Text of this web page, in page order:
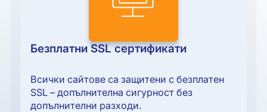
Безплатни SSL сертификати
Всички сайтове са защитени с безплатен
SSL – допълнителна сигурност без
допълнителни разходи.